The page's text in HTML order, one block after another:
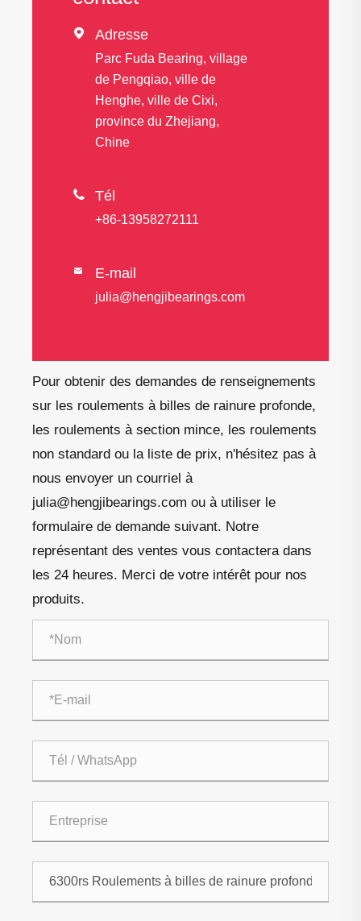
 Adresse
Parc Fuda Bearing, village
de Pengqiao, ville de
Henghe, ville de Cixi,
province du Zhejiang,
Chine
 Tél
+86-13958272111
 E-mail
julia@hengjibearings.com
Pour obtenir des demandes de renseignements
sur les roulements à billes de rainure profonde,
les roulements à section mince, les roulements
non standard ou la liste de prix, n'hésitez pas à
nous envoyer un courriel à
julia@hengjibearings.com ou à utiliser le
formulaire de demande suivant. Notre
représentant des ventes vous contactera dans
les 24 heures. Merci de votre intérêt pour nos
produits.